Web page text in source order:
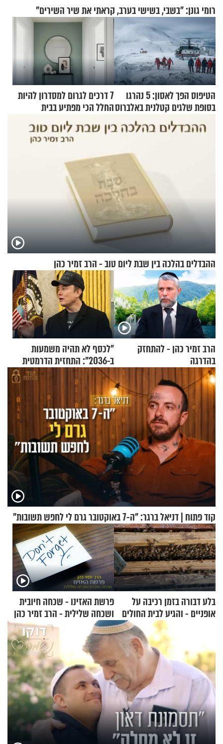
רומי גונן: "בשבי, בשישי בערב, קראתי את שיר השירים"
הטיפוס הפך לאסון: 5 נהרגו
בסופת שלגים קטלנית באלברוס
7 דרכים לגרום למסדרון להיות
החלל הכי מפתיע בבית
ההבדלים בהלכה בין שבת ליום טוב - הרב זמיר כהן
הרב זמיר כהן - להתחזק
בהדרגה
"לכסף לא תהיה משמעות
ב-2036": התחזית הדרמטית
של אילון מאסק על עתיד
הכלכלה
קוד פתוח | דניאל ברגר: "ה-7 באוקטובר גרם לי לחפש תשובות"
בלע דבורה בזמן רכיבה על
אופניים - והגיע לבית החולים
במצב מסכן חיים
פרשת האזינו - שכחה חיובית
ושכחה שלילית - הרב זמיר כהן